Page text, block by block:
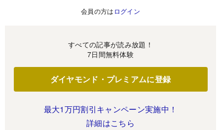
会員の方は ログイン
すべての記事が読み放題！
7日間無料体験
ダイヤモンド・プレミアムに登録
最大1万円割引キャンペーン実施中！
詳細はこちら